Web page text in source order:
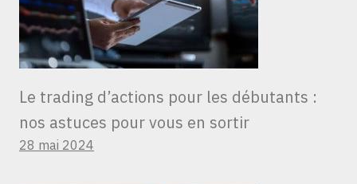
Le trading d’actions pour les débutants :
nos astuces pour vous en sortir
28 mai 2024